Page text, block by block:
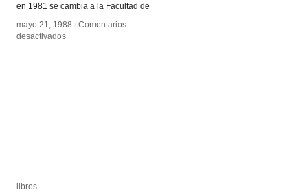
en 1981 se cambia a la Facultad de
mayo 21, 1988 / Comentarios
desactivadosen
mayo 21, 1988 / Comentarios
desactivadosen
libros
libros